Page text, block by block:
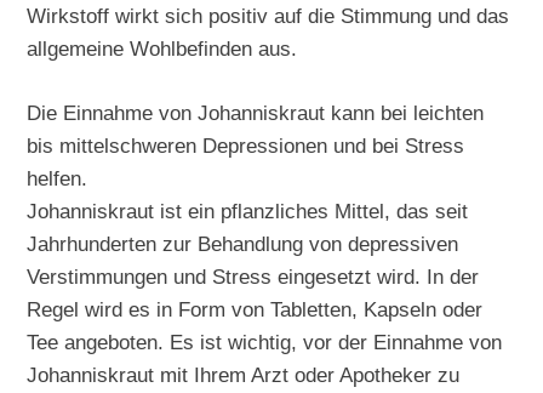
Wirkstoff wirkt sich positiv auf die Stimmung und das
allgemeine Wohlbefinden aus.
Die Einnahme von Johanniskraut kann bei leichten
bis mittelschweren Depressionen und bei Stress
helfen.
Johanniskraut ist ein pflanzliches Mittel, das seit
Jahrhunderten zur Behandlung von depressiven
Verstimmungen und Stress eingesetzt wird. In der
Regel wird es in Form von Tabletten, Kapseln oder
Tee angeboten. Es ist wichtig, vor der Einnahme von
Johanniskraut mit Ihrem Arzt oder Apotheker zu